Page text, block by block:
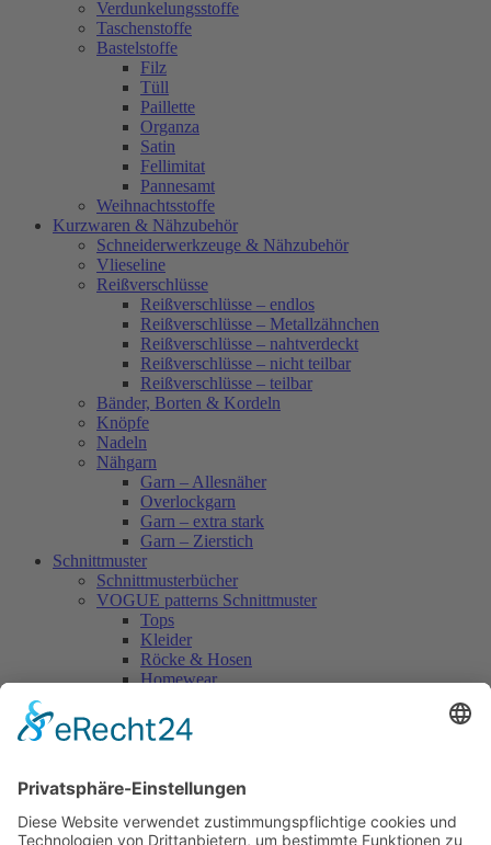
Verdunkelungsstoffe
Taschenstoffe
Bastelstoffe
Filz
Tüll
Paillette
Organza
Satin
Fellimitat
Pannesamt
Weihnachtsstoffe
Kurzwaren & Nähzubehör
Schneiderwerkzeuge & Nähzubehör
Vlieseline
Reißverschlüsse
Reißverschlüsse – endlos
Reißverschlüsse – Metallzähnchen
Reißverschlüsse – nahtverdeckt
Reißverschlüsse – nicht teilbar
Reißverschlüsse – teilbar
Bänder, Borten & Kordeln
Knöpfe
Nadeln
Nähgarn
Garn – Allesnäher
Overlockgarn
Garn – extra stark
Garn – Zierstich
Schnittmuster
Schnittmusterbücher
VOGUE patterns Schnittmuster
Tops
Kleider
Röcke & Hosen
Homewear
Vogue Vintage
Herren
Accessoires
Einzelschnittmuster Burda
Tops
Kleider